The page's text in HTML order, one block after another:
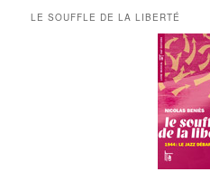
LE SOUFFLE DE LA LIBERTÉ